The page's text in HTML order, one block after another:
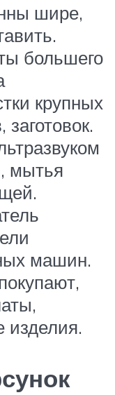
шире,
большего
крупных
мытья
машин.